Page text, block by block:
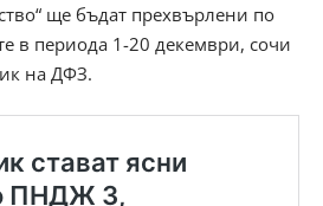
ще бъдат прехвърлени по
в периода 1-20 декември, сочи
на ДФЗ.